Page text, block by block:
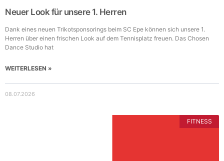
Neuer Look für unsere 1. Herren
Dank eines neuen Trikotsponsorings beim SC Epe können sich unsere 1.
Herren über einen frischen Look auf dem Tennisplatz freuen. Das Chosen
Dance Studio hat
WEITERLESEN »
08.07.2026
FITNESS